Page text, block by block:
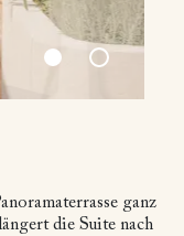
ganz
die Suite nach